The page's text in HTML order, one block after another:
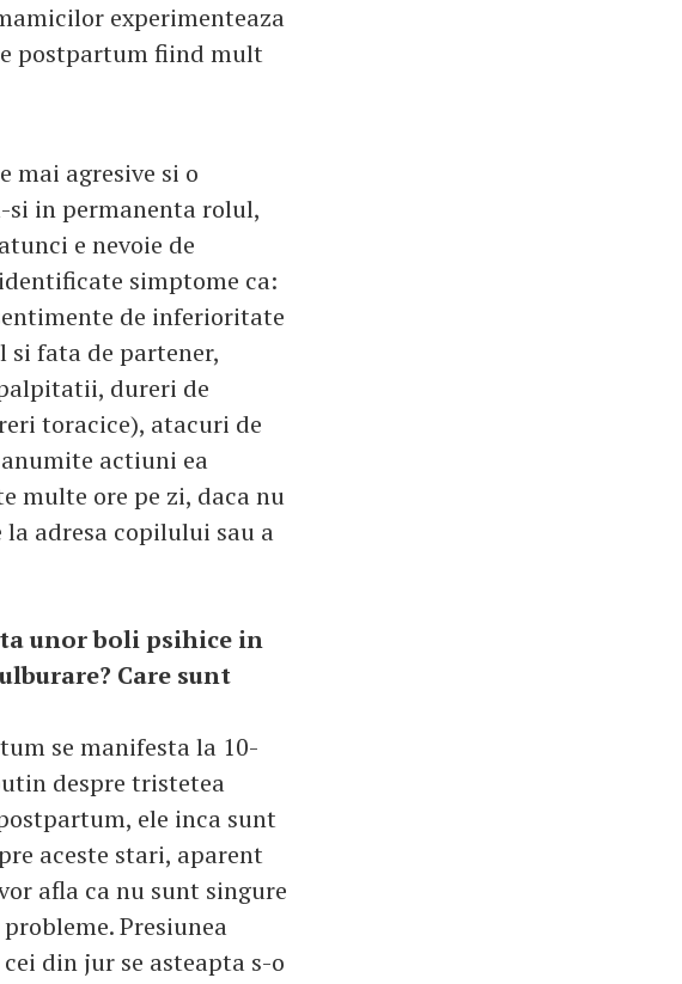
experimenteaza
postpartum fiind mult
mai agresive si o
si in permanenta rolul,
e nevoie de
simptome ca:
de inferioritate
si fata de partener,
dureri de
toracice), atacuri de
actiuni ea
multe ore pe zi, daca nu
la adresa copilului sau a
unor boli psihice in
Care sunt
se manifesta la 10-
despre tristetea
ele inca sunt
aceste stari, aparent
afla ca nu sunt singure
Presiunea
din jur se asteapta s-o